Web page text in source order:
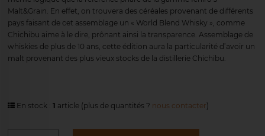
Malt&Grain. En effet, on trouvera des céréales provenant de différents
pays faisant de cet assemblage un « World Blend Whisky », comme
Chichibu aime à le dire, prônant ainsi la transparence. Assemblage de
whiskies de plus de 10 ans, cette édition aura la particularité d’avoir un
malt provenant des plus vieux stocks de la distillerie Chichibu.
En stock : 1 article(plus de quantités ? nous contacter)